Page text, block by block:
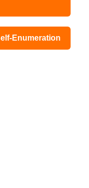
Self-Enumeration